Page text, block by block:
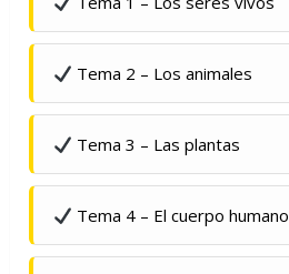
Tema 2 – Los animales
Tema 3 – Las plantas
Tema 4 – El cuerpo humano